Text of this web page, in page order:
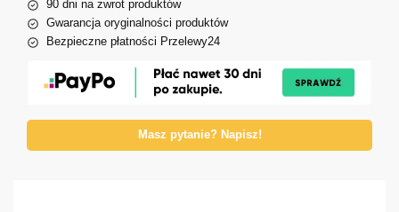
90 dni na zwrot produktów
Gwarancja oryginalności produktów
Bezpieczne płatności Przelewy24
Masz pytanie? Napisz!